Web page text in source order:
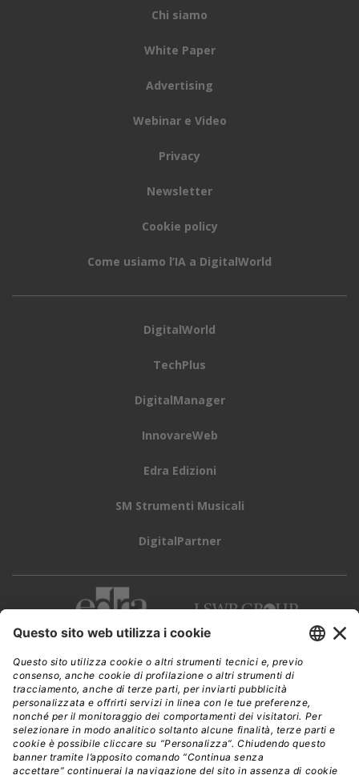
Chi siamo
White Paper
Advertising
Webinar e Video
Privacy
Newsletter
Cookie policy
Come usiamo l’IA a DigitalWorld
DigitalWorld
TechPlus
DigitalManager
InnovareWeb
Edra Edizioni
SM Strumenti Musicali
DigitalPartner
CWI è una testata giornalistica diEdra Edizioni s.r.l.
Direzione, amministrazione, redazione, pubblicità
Viale Enrico Forlanini 21 - 20134 Milano
Tel. +39 02 881841
C.F./P IVA 13002100157
www.edraedizioni.it|Privacy